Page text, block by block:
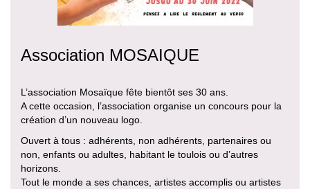
Association MOSAIQUE
L’association Mosaïque fête bientôt ses 30 ans.
A cette occasion, l’association organise un concours pour la
création d’un nouveau logo.
Ouvert à tous : adhérents, non adhérents, partenaires ou
non, enfants ou adultes, habitant le toulois ou d’autres
horizons.
Tout le monde a ses chances, artistes accomplis ou artistes